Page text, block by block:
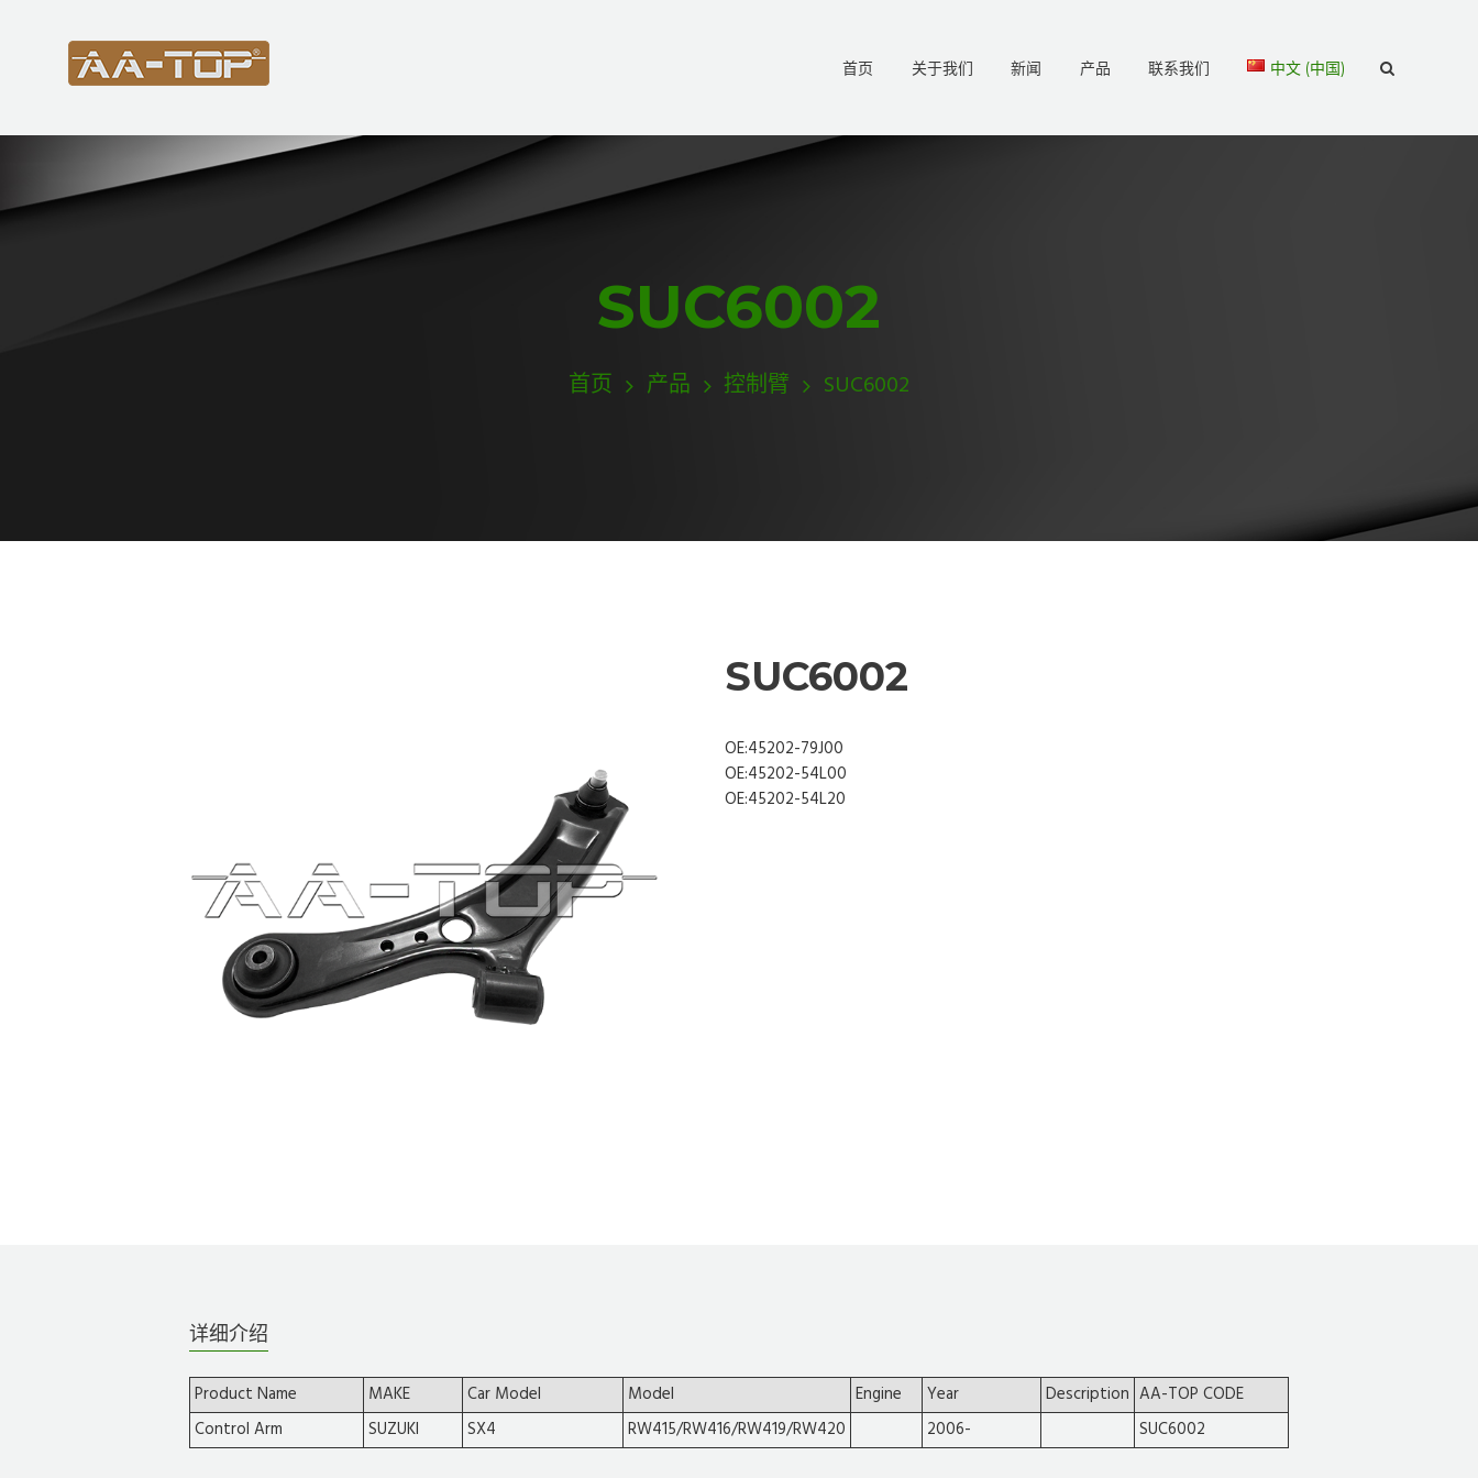
首页 关于我们 新闻 产品 联系我们 中文 (中国)
SUC6002
首页 产品 控制臂 SUC6002
SUC6002
OE:45202-79J00
OE:45202-54L00
OE:45202-54L20
详细介绍
Product Name MAKE Car Model Model Engine Year Description AA-TOP CODE
Control Arm
SUZUKI SX4 RW415/RW416/RW419/RW420 2006- SUC6002